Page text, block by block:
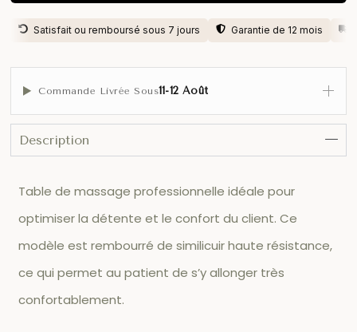
Satisfait ou remboursé sous 7 jours Garantie de 12 mois
11-12 Août
Commande Livrée Sous
Description
Table de massage professionnelle idéale pour
optimiser la détente et le confort du client. Ce
modèle est rembourré de similicuir haute résistance,
ce qui permet au patient de s’y allonger très
confortablement.